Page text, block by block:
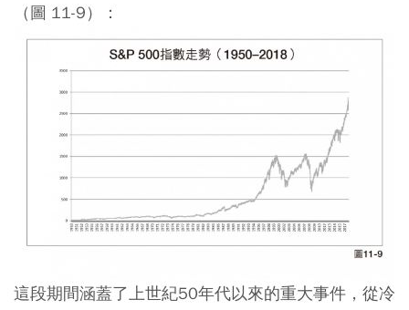
（圖 11-9）：
這段期間涵蓋了上世紀50年代以來的重大事件，從冷